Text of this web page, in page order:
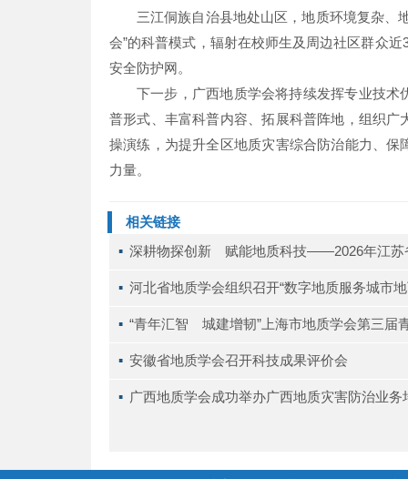
三江侗族自治县地处山区，地质环境复杂、
会”的科普模式，辐射在校师生及周边社区群众
安全防护网。
下一步，广西地质学会将持续发挥专业技
普形式、丰富科普内容、拓展科普阵地，组织
操演练，为提升全区地质灾害综合防治能力、
力量。
相关链接
▪ 深耕物探创新 赋能地质科技——2026年江苏
▪ 河北省地质学会组织召开“数字地质服务城市
▪ “青年汇智 城建增韧”上海市地质学会第三届
▪ 安徽省地质学会召开科技成果评价会
▪ 广西地质学会成功举办广西地质灾害防治业务